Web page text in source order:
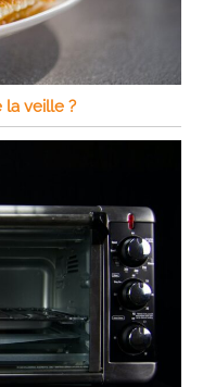
la veille ?